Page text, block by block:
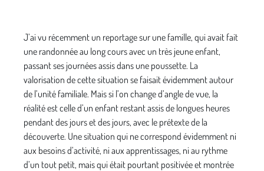
J’ai vu récemment un reportage sur une famille, qui avait fait
une randonnée au long cours avec un très jeune enfant,
passant ses journées assis dans une poussette. La
valorisation de cette situation se faisait évidemment autour
de l’unité familiale. Mais si l’on change d’angle de vue, la
réalité est celle d’un enfant restant assis de longues heures
pendant des jours et des jours, avec le prétexte de la
découverte. Une situation qui ne correspond évidemment ni
aux besoins d’activité, ni aux apprentissages, ni au rythme
d’un tout petit, mais qui était pourtant positivée et montrée